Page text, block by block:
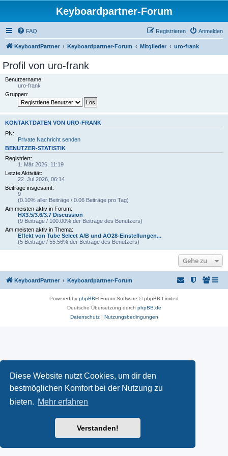
Diese Website nutzt Cookies, um dir den
bestmöglichen Komfort bei der Nutzung zu
bieten. Mehr erfahren
Verstanden!
Keyboardpartner-Forum
FAQ Anmelden
Registrieren
KeyboardPartner Keyboardpartner-Forum Mitglieder uro-frank
Profil von uro-frank
Benutzername:
uro-frank
Gruppen:
KONTAKTDATEN VON URO-FRANK
PN:
Private Nachricht senden
BENUTZER-STATISTIK
Registriert:
1. Mär 2026, 11:19
Letzte Aktivität:
22. Jul 2026, 06:14
Beiträge insgesamt:
9
(0.10% aller Beiträge / 0.06 Beiträge pro Tag)
Am meisten aktiv in Forum:
HX3.5/3.6/3.7 Discussion
(9 Beiträge / 100.00% der Beiträge des Benutzers)
Am meisten aktiv in Thema:
Effekt von Tube Select A/B und AO28-Einstellungen...
(5 Beiträge / 55.56% der Beiträge des Benutzers)
Gehe zu
KeyboardPartner Keyboardpartner-Forum
Powered by phpBB® Forum Software © phpBB Limited
Deutsche Übersetzung durch phpBB.de
Datenschutz| Nutzungsbedingungen